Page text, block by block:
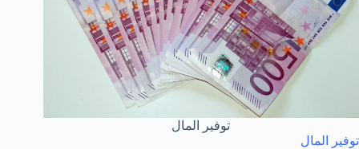
توفير المال
توفير المال